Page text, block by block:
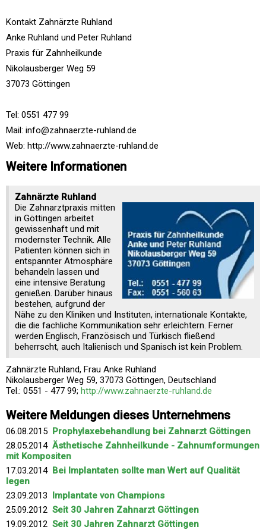
Kontakt Zahnärzte Ruhland
Anke Ruhland und Peter Ruhland
Praxis für Zahnheilkunde
Nikolausberger Weg 59
37073 Göttingen
Tel: 0551 477 99
Mail: info@zahnaerzte-ruhland.de
Web: http://www.zahnaerzte-ruhland.de
Weitere Informationen
Zahnärzte Ruhland
Die Zahnarztpraxis mitten
in Göttingen arbeitet
gewissenhaft und mit
modernster Technik. Alle
Patienten können sich in
entspannter Atmosphäre
behandeln lassen und
eine intensive Beratung
genießen. Darüber hinaus
bestehen, aufgrund der
Nähe zu den Kliniken und Instituten, internationale Kontakte,
die die fachliche Kommunikation sehr erleichtern. Ferner
werden Englisch, Französisch und Türkisch fließend
beherrscht, auch Italienisch und Spanisch ist kein Problem.
Zahnärzte Ruhland, Frau Anke Ruhland
Nikolausberger Weg 59, 37073 Göttingen, Deutschland
Tel.: 0551 - 477 99; http://www.zahnaerzte-ruhland.de
Weitere Meldungen dieses Unternehmens
06.08.2015 Prophylaxebehandlung bei Zahnarzt Göttingen
28.05.2014 Ästhetische Zahnheilkunde - Zahnumformungen
mit Kompositen
17.03.2014 Bei Implantaten sollte man Wert auf Qualität
legen
23.09.2013 Implantate von Champions
25.09.2012 Seit 30 Jahren Zahnarzt Göttingen
19.09.2012 Seit 30 Jahren Zahnarzt Göttingen